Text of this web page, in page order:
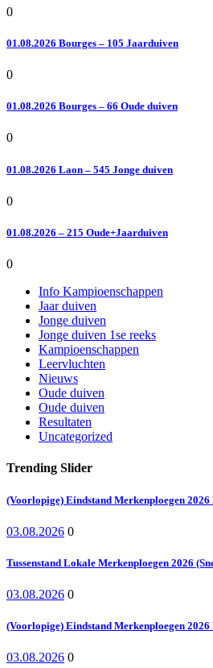
0
01.08.2026 Bourges – 105 Jaarduiven
0
01.08.2026 Bourges – 66 Oude duiven
0
01.08.2026 Laon – 545 Jonge duiven
0
01.08.2026 – 215 Oude+Jaarduiven
0
Info Kampioenschappen
Jaar duiven
Jonge duiven
Jonge duiven 1se reeks
Kampioenschappen
Leervluchten
Nieuws
Oude duiven
Oude duiven
Resultaten
Uncategorized
Trending Slider
(Voorlopige) Eindstand Merkenploegen
03.08.2026 0
Tussenstand Lokale Merkenploegen 2026
03.08.2026 0
(Voorlopige) Eindstand Merkenploegen
03.08.2026 0